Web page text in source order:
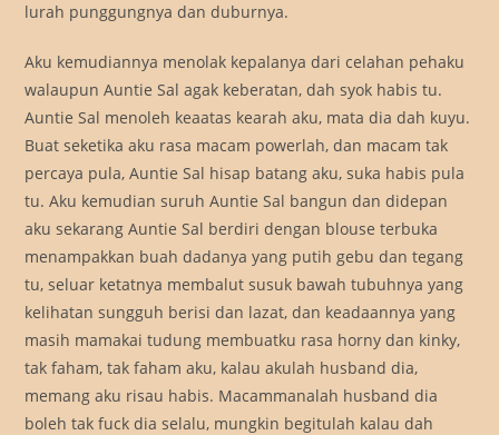
lurah punggungnya dan duburnya.
Aku kemudiannya menolak kepalanya dari celahan pehaku
walaupun Auntie Sal agak keberatan, dah syok habis tu.
Auntie Sal menoleh keaatas kearah aku, mata dia dah kuyu.
Buat seketika aku rasa macam powerlah, dan macam tak
percaya pula, Auntie Sal hisap batang aku, suka habis pula
tu. Aku kemudian suruh Auntie Sal bangun dan didepan
aku sekarang Auntie Sal berdiri dengan blouse terbuka
menampakkan buah dadanya yang putih gebu dan tegang
tu, seluar ketatnya membalut susuk bawah tubuhnya yang
kelihatan sungguh berisi dan lazat, dan keadaannya yang
masih mamakai tudung membuatku rasa horny dan kinky,
tak faham, tak faham aku, kalau akulah husband dia,
memang aku risau habis. Macammanalah husband dia
boleh tak fuck dia selalu, mungkin begitulah kalau dah